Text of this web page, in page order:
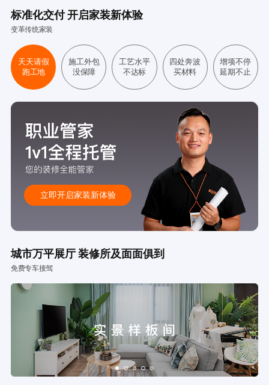
标准化交付 开启家装新体验
变革传统家装
天天请假
跑工地
施工外包
没保障
工艺水平
不达标
四处奔波
买材料
增项不停
延期不止
立即开启家装新体验
城市万平展厅 装修所及面面俱到
免费专车接驾